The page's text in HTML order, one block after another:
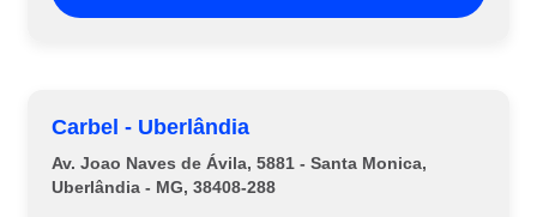
Carbel - Uberlândia
Av. Joao Naves de Ávila, 5881 - Santa Monica,
Uberlândia - MG, 38408-288